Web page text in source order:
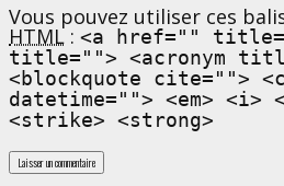
Vous pouvez utiliser ces
HTML : <a href=""
title=""> <acronym
<blockquote cite="">
datetime=""> <em> <i>
<strike> <strong>